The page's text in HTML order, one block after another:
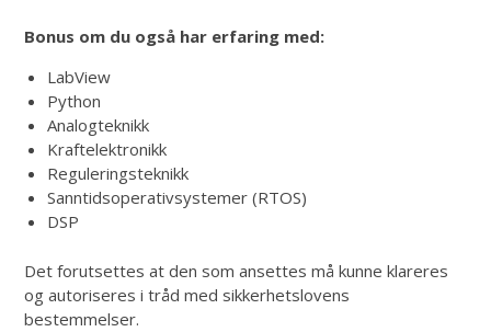
Bonus om du også har erfaring med:
LabView
Python
Analogteknikk
Kraftelektronikk
Reguleringsteknikk
Sanntidsoperativsystemer (RTOS)
DSP
Det forutsettes at den som ansettes må kunne klareres
og autoriseres i tråd med sikkerhetslovens
bestemmelser.